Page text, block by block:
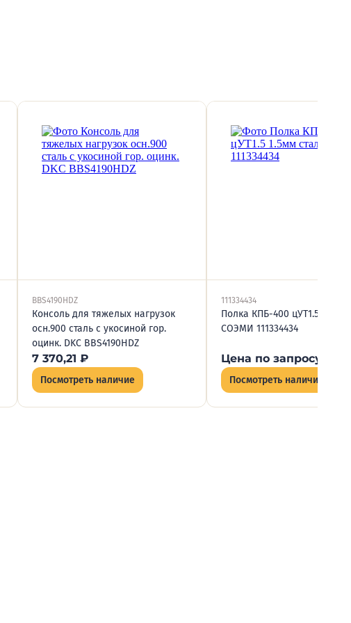
BBS4190HDZ
Консоль для тяжелых нагрузок
осн.900 сталь с укосиной гор.
оцинк. DKC BBS4190HDZ
7 370,21 ₽
Посмотреть наличие
111334434
Полка КПБ-400 цУТ1.5 1.5мм
СОЭМИ 111334434
Цена по запросу
Посмотреть наличие